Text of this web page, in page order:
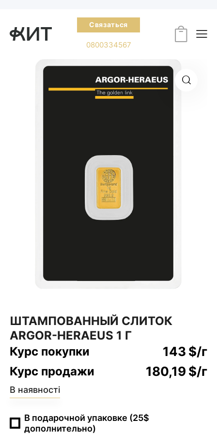
Связаться
0800334567
ШТАМПОВАННЫЙ СЛИТОК
ARGOR-HERAEUS 1 Г
Курс покупки
143 $/г
Курс продажи 180,19 $/г
В наявності
В подарочной упаковке (25$
дополнительно)